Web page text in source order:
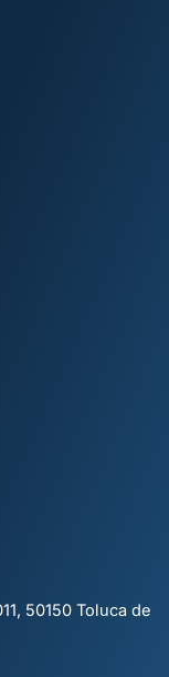
50150 Toluca de